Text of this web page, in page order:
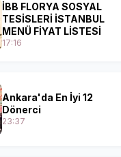
İBB FLORYA SOSYAL
TESİSLERİ İSTANBUL
MENÜ FİYAT LİSTESİ
17:16
Ankara'da En İyi 12
Dönerci
23:37